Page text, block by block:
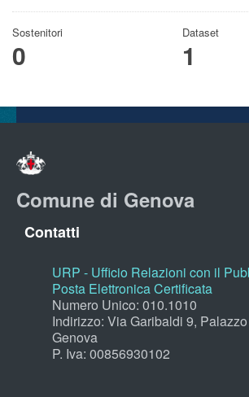
Sostenitori
0
Dataset
1
Comune di Genova
Contatti
URP - Ufficio Relazioni con il
Posta Elettronica Certificata
Numero Unico: 010.1010
Indirizzo: Via Garibaldi 9,
Genova
P. Iva: 00856930102